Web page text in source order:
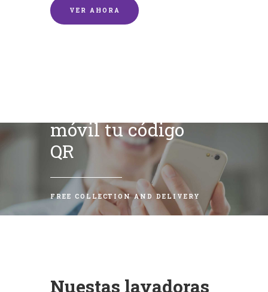
VER AHORA
móvil tu código
QR
FREE COLLECTION AND DELIVERY
Nuestas lavadoras